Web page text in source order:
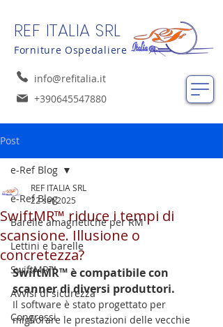
Forniture Ospedaliere
+390645547880
info@refitalia.it
REF ITALIA SRL
Post
e-Ref Blog
Barelle amagnetiche per RM
Lettini e barelle
SwiftMR™
Avvisi di sicurezza
Congressi
e-Ref Blog
SwiftMR™ riduce i tempi di
scansione. Illusione o
concretezza?
REF ITALIA SRL
22 set 2025
SwiftMR™ è compatibile con
scanner di diversi produttori.
Il software è stato progettato per
migliorare le prestazioni delle vecchie